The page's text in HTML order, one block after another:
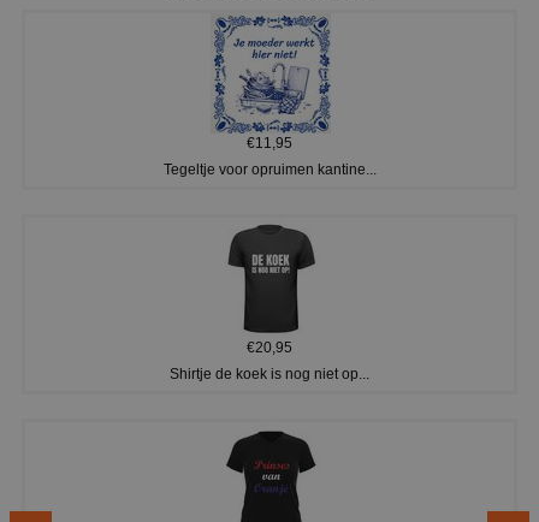
€11,95
Tegeltje voor opruimen kantine...
€20,95
Shirtje de koek is nog niet op...